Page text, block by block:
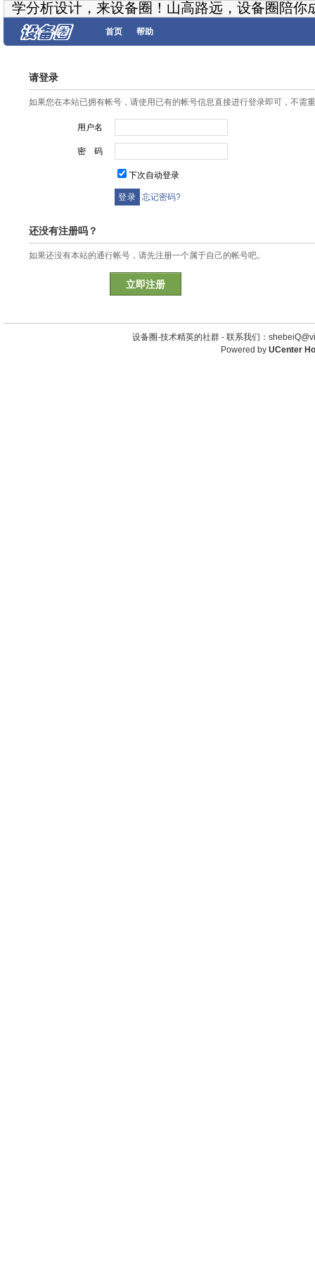
学分析设计，来设备圈！山高路远，设备圈陪你
首页 帮助
请登录
如果您在本站已拥有帐号，请使用已有的帐号信息直接进行登录即可，不需
用户名
密 码
下次自动登录
忘记密码?
还没有注册吗？
如果还没有本站的通行帐号，请先注册一个属于自己的帐号吧。
立即注册
设备圈-技术精英的社群 - 联系我们：
Powered by UCenter